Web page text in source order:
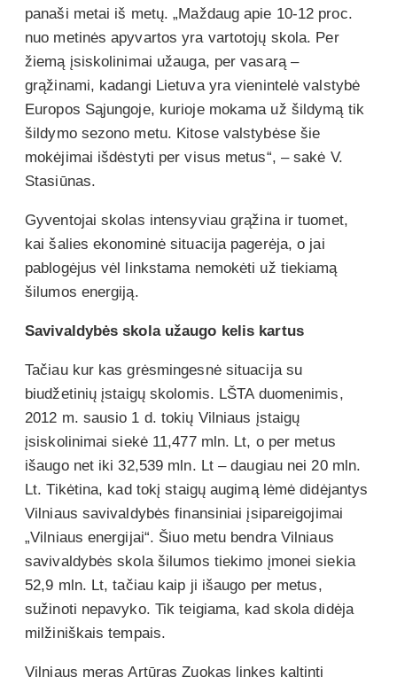
panaši metai iš metų. „Maždaug apie 10-12 proc.
nuo metinės apyvartos yra vartotojų skola. Per
žiemą įsiskolinimai užauga, per vasarą –
grąžinami, kadangi Lietuva yra vienintelė valstybė
Europos Sąjungoje, kurioje mokama už šildymą tik
šildymo sezono metu. Kitose valstybėse šie
mokėjimai išdėstyti per visus metus“, – sakė V.
Stasiūnas.
Gyventojai skolas intensyviau grąžina ir tuomet,
kai šalies ekonominė situacija pagerėja, o jai
pablogėjus vėl linkstama nemokėti už tiekiamą
šilumos energiją.
Savivaldybės skola užaugo kelis kartus
Tačiau kur kas grėsmingesnė situacija su
biudžetinių įstaigų skolomis. LŠTA duomenimis,
2012 m. sausio 1 d. tokių Vilniaus įstaigų
įsiskolinimai siekė 11,477 mln. Lt, o per metus
išaugo net iki 32,539 mln. Lt – daugiau nei 20 mln.
Lt. Tikėtina, kad tokį staigų augimą lėmė didėjantys
Vilniaus savivaldybės finansiniai įsipareigojimai
„Vilniaus energijai“. Šiuo metu bendra Vilniaus
savivaldybės skola šilumos tiekimo įmonei siekia
52,9 mln. Lt, tačiau kaip ji išaugo per metus,
sužinoti nepavyko. Tik teigiama, kad skola didėja
milžiniškais tempais.
Vilniaus meras Artūras Zuokas linkęs kaltinti